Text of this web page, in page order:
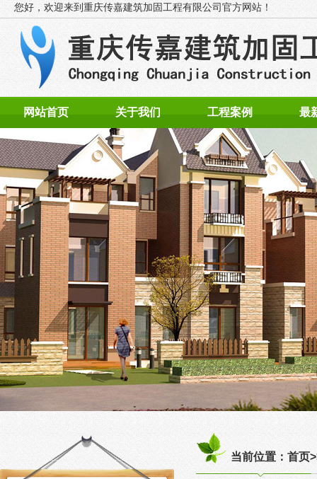
您好，欢迎来到重庆传嘉建筑加固工程有限公司官方网站！
网站首页 关于我们 工程案例 最
当前位置：首页